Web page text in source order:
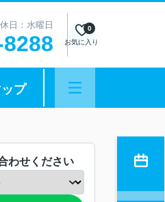
日：水曜日
お気に入り
0
プ
わせください